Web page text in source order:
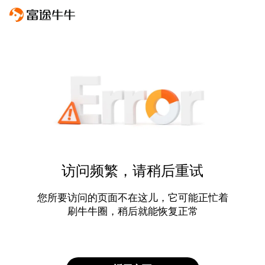
访问频繁，请稍后重试
您所要访问的页面不在这儿，它可能正忙着
刷牛牛圈，稍后就能恢复正常